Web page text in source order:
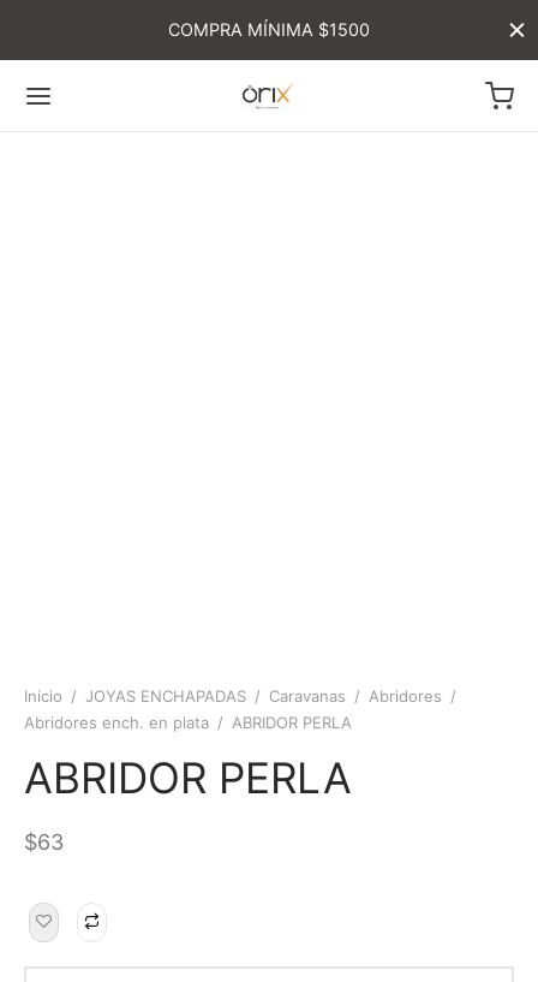
COMPRA MÍNIMA $1500
Inicio / JOYAS ENCHAPADAS / Caravanas / Abridores /
Abridores ench. en plata / ABRIDOR PERLA
ABRIDOR PERLA
$63